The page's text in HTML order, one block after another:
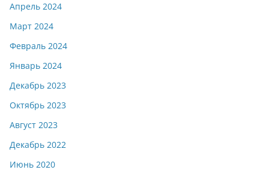
Апрель 2024
Март 2024
Февраль 2024
Январь 2024
Декабрь 2023
Октябрь 2023
Август 2023
Декабрь 2022
Июнь 2020